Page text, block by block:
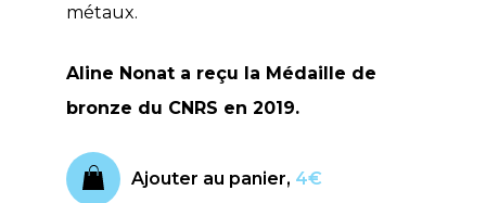
métaux.
Aline Nonat a reçu la Médaille de
bronze du CNRS en 2019.
Ajouter au panier, 4€